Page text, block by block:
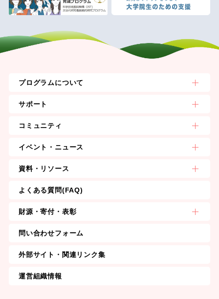
プログラムについて
サポート
コミュニティ
イベント・ニュース
資料・リソース
よくある質問(FAQ)
財源・寄付・表彰
問い合わせフォーム
外部サイト・関連リンク集
運営組織情報